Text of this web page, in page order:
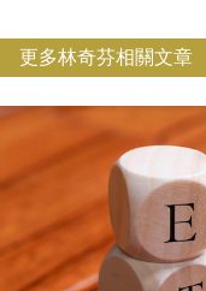
更多林奇芬相關文章